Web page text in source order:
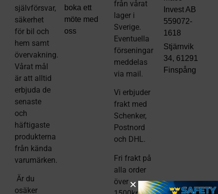
självförsvar,
säkerhet
för bil och
hem samt
övervakning.
Vårat mål
är att alltid
erbjuda de
senaste
och
häftigaste
produkterna
från kända
varumärken.
Är du
osäker
boka ett
möte med
oss
från vårat
lager i
Sverige.
Eventuella
förseningar
meddelas
via mail.
Vi erbjuder
frakt med
Schenker,
Postnord
och DHL.
Fri frakt på
alla order
över
Invest AB
559072-
1618
Stjärnvik
34, 61291
Finspång